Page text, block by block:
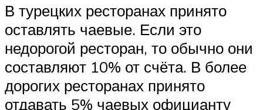
В турецких ресторанах принято
оставлять чаевые. Если это
недорогой ресторан, то обычно они
составляют 10% от счёта. В более
дорогих ресторанах принято
отдавать 5% чаевых официанту